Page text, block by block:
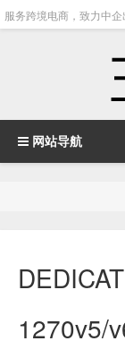
服务跨境电商，致力中企
网站导航
1270v5/